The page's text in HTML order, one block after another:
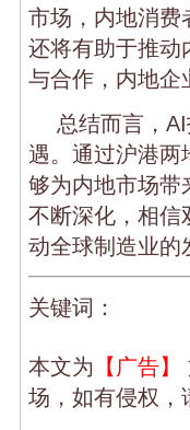
市场，内地消费
还将有助于推动
与合作，内地企
总结而言，
遇。通过沪港两
够为内地市场带
不断深化，相信
动全球制造业的
关键词：
本文为 【广告】
场，如有侵权，